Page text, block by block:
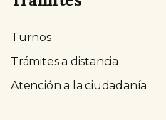
Turnos
Trámites a distancia
Atención a la ciudadanía